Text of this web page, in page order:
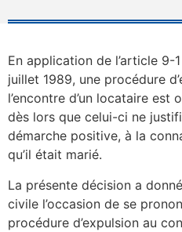
En application de l’article
juillet 1989, une procédure
l’encontre d’un locataire est
dès lors que celui-ci ne
démarche positive, à la
qu’il était marié.
La présente décision a
civile l’occasion de se
procédure d’expulsion au